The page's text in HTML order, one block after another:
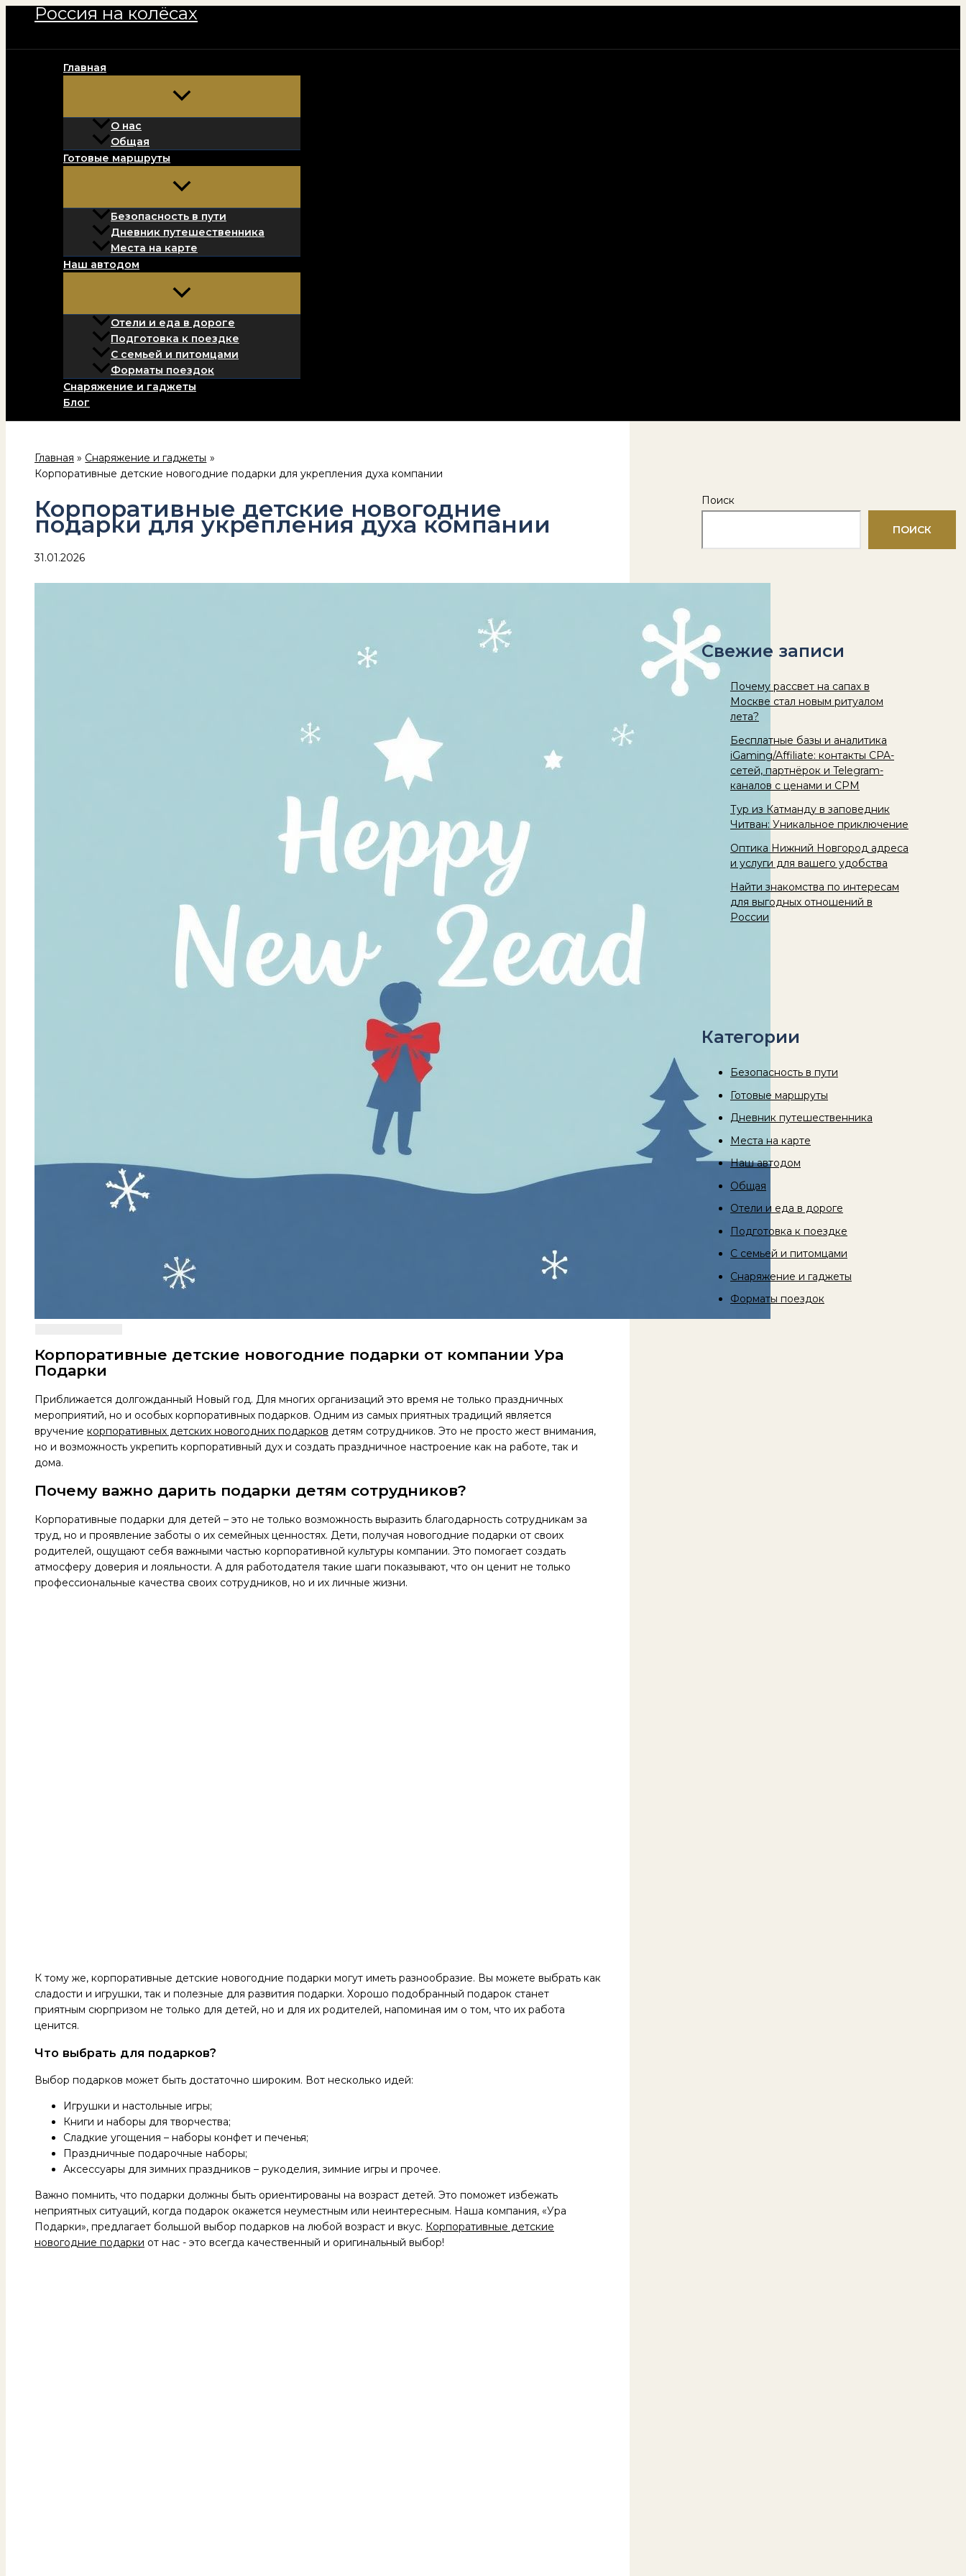
ПерейтиРоссия на колёсах
Главная
О нас
Общая
Готовые маршруты
Безопасность в пути
Дневник путешественника
Места на карте
Наш автодом
Отели и еда в дороге
Подготовка к поездке
С семьей и питомцами
Форматы поездок
Снаряжение и гаджеты
Блог
Главная
Снаряжение и гаджеты
Корпоративные детские новогодние подарки для укрепления духа компании
Корпоративные детские новогодние
подарки для укрепления духа компании
31.01.2026
Корпоративные детские новогодние подарки от компании Ура
Подарки
Приближается долгожданный Новый год. Для многих организаций это время не только праздничных
мероприятий, но и особых корпоративных подарков. Одним из самых приятных традиций является
вручение корпоративных детских новогодних подарков детям сотрудников. Это не просто жест внимания,
но и возможность укрепить корпоративный дух и создать праздничное настроение как на работе, так и
дома.
Почему важно дарить подарки детям сотрудников?
Корпоративные подарки для детей – это не только возможность выразить благодарность сотрудникам за
труд, но и проявление заботы о их семейных ценностях. Дети, получая новогодние подарки от своих
родителей, ощущают себя важными частью корпоративной культуры компании. Это помогает создать
атмосферу доверия и лояльности. А для работодателя такие шаги показывают, что он ценит не только
профессиональные качества своих сотрудников, но и их личные жизни.
К тому же, корпоративные детские новогодние подарки могут иметь разнообразие. Вы можете выбрать как
сладости и игрушки, так и полезные для развития подарки. Хорошо подобранный подарок станет
приятным сюрпризом не только для детей, но и для их родителей, напоминая им о том, что их работа
ценится.
Что выбрать для подарков?
Выбор подарков может быть достаточно широким. Вот несколько идей:
Игрушки и настольные игры;
Книги и наборы для творчества;
Сладкие угощения – наборы конфет и печенья;
Праздничные подарочные наборы;
Аксессуары для зимних праздников – рукоделия, зимние игры и прочее.
Важно помнить, что подарки должны быть ориентированы на возраст детей. Это поможет избежать
неприятных ситуаций, когда подарок окажется неуместным или неинтересным. Наша компания, «Ура
Подарки», предлагает большой выбор подарков на любой возраст и вкус. Корпоративные детские
новогодние подарки от нас - это всегда качественный и оригинальный выбор!
Поиск
ПОИСК
Свежие записи
Почему рассвет на сапах в
Москве стал новым ритуалом
лета?
Бесплатные базы и аналитика
iGaming/Affiliate: контакты CPA-
сетей, партнёрок и Telegram-
каналов с ценами и CPM
Тур из Катманду в заповедник
Читван: Уникальное приключение
Оптика Нижний Новгород адреса
и услуги для вашего удобства
Найти знакомства по интересам
для выгодных отношений в
России
Категории
Безопасность в пути
Готовые маршруты
Дневник путешественника
Места на карте
Наш автодом
Общая
Отели и еда в дороге
Подготовка к поездке
С семьей и питомцами
Снаряжение и гаджеты
Форматы поездок